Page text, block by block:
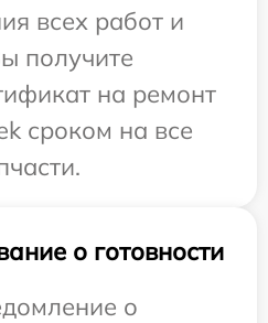
всех работ и
получите
на ремонт
сроком на все
о готовности
о